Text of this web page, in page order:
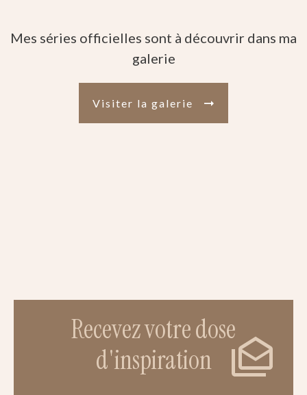
Mes séries officielles sont à découvrir dans ma
galerie
Visiter la galerie
Recevez votre dose
d'inspiration